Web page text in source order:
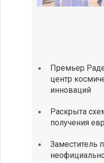
Премьер
центр
инноваций
Раскрыта
получения
Заместитель